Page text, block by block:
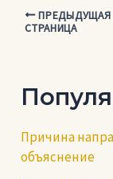
Навигация
ПРЕДЫДУЩАЯ
СТРАНИЦА
Причина
объяснение